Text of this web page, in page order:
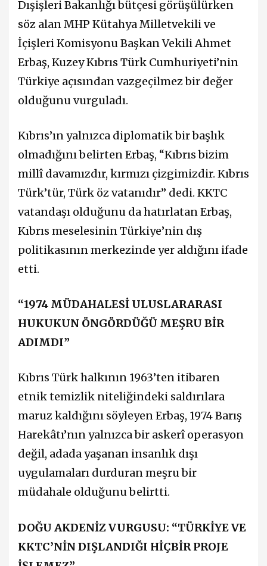
Dışişleri Bakanlığı bütçesi görüşülürken
söz alan MHP Kütahya Milletvekili ve
İçişleri Komisyonu Başkan VekiliAhmet
Erbaş, Kuzey Kıbrıs Türk Cumhuriyeti’nin
Türkiye açısından vazgeçilmez bir değer
olduğunu vurguladı.
Kıbrıs’ın yalnızca diplomatik bir başlık
olmadığını belirten Erbaş, “Kıbrıs bizim
millî davamızdır, kırmızı çizgimizdir. Kıbrıs
Türk’tür, Türk öz vatanıdır” dedi. KKTC
vatandaşı olduğunu da hatırlatan Erbaş,
Kıbrıs meselesinin Türkiye’nin dış
politikasının merkezinde yer aldığını ifade
etti.
“1974 MÜDAHALESİ ULUSLARARASI
HUKUKUN ÖNGÖRDÜĞÜ MEŞRU BİR
ADIMDI”
Kıbrıs Türk halkının 1963’ten itibaren
etnik temizlik niteliğindeki saldırılara
maruz kaldığını söyleyen Erbaş, 1974 Barış
Harekâtı’nın yalnızca bir askerî operasyon
değil, adada yaşanan insanlık dışı
uygulamaları durduran meşru bir
müdahale olduğunu belirtti.
DOĞU AKDENİZ VURGUSU: “TÜRKİYE VE
KKTC’NİN DIŞLANDIĞI HİÇBİR PROJE